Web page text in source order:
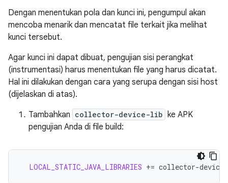
Dengan menentukan pola dan kunci ini, pengumpul akan
mencoba menarik dan mencatat file terkait jika melihat
kunci tersebut.
Agar kunci ini dapat dibuat, pengujian sisi perangkat
(instrumentasi) harus menentukan file yang harus dicatat.
Hal ini dilakukan dengan cara yang serupa dengan sisi host
(dijelaskan di atas).
Tambahkan collector-device-lib ke APK
pengujian Anda di file build:
LOCAL_STATIC_JAVA_LIBRARIES +=